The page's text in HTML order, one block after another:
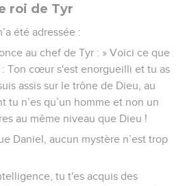
roi de Tyr
été adressée :
au chef de Tyr : » Voici ce que
Ton cœur s'est enorgueilli et tu as
assis sur le trône de Dieu, au
tu n’es qu’un homme et non un
au même niveau que Dieu !
Daniel, aucun mystère n’est trop
tu t'es acquis des